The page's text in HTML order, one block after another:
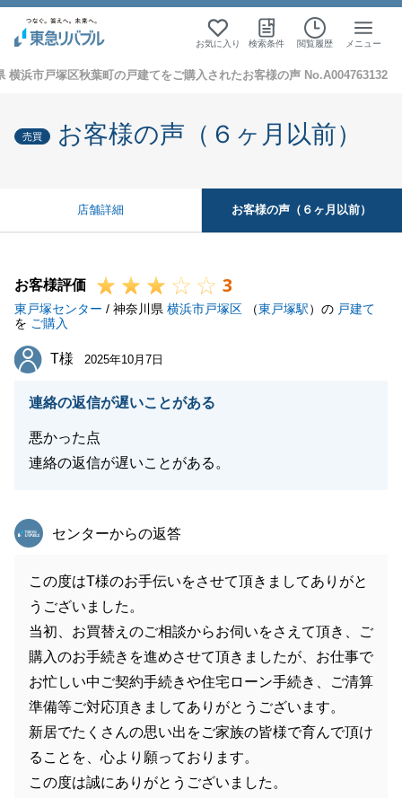
お気に入り 検索条件 閲覧履歴 メニュー
横浜市戸塚区秋葉町の戸建てをご購入されたお客様の声 No.A004763132
売買 お客様の声（６ヶ月以前）
店舗詳細 お客様の声（６ヶ月以前）
お客様評価 3
東戸塚センター / 神奈川県 横浜市戸塚区 （東戸塚駅）の 戸建て
を ご購入
T様
T様 2025年10月7日
連絡の返信が遅いことがある
悪かった点
連絡の返信が遅いことがある。
東急リバブル
センターからの返答
この度はT様のお手伝いをさせて頂きましてありがと
うございました。
当初、お買替えのご相談からお伺いをさえて頂き、ご
購入のお手続きを進めさせて頂きましたが、お仕事で
お忙しい中ご契約手続きや住宅ローン手続き、ご清算
準備等ご対応頂きましてありがとうございます。
新居でたくさんの思い出をご家族の皆様で育んで頂け
ることを、心より願っております。
この度は誠にありがとうございました。